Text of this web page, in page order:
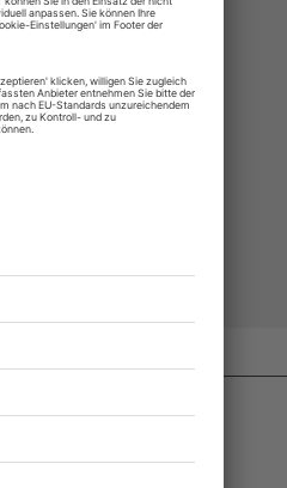
Onlinearchiv von
Vorteile des Abos